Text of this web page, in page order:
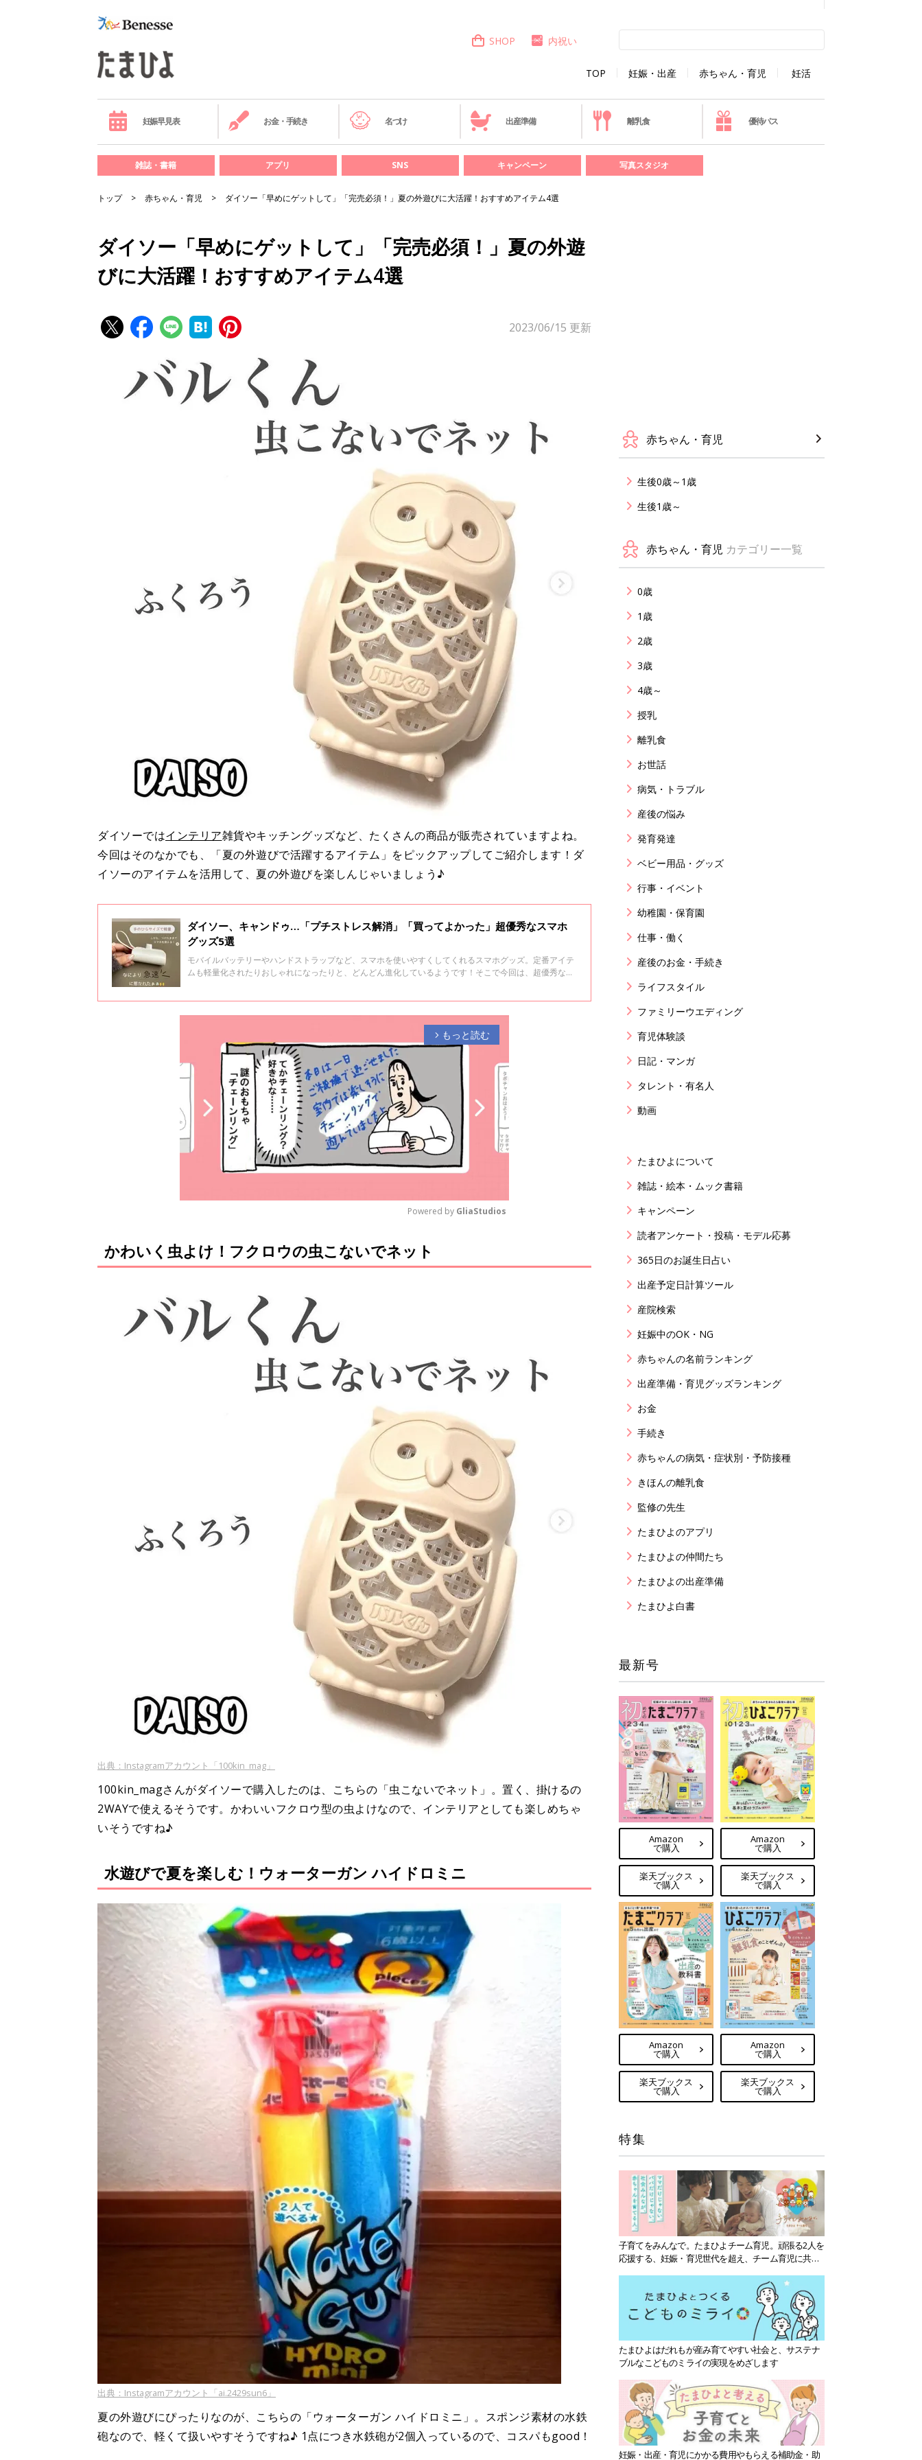
TOP 妊娠・出産 赤ちゃん・育児 妊活
SHOP 内祝い
妊娠早見表 お金・手続き 名づけ 出産準備 離乳食 優待パス
雑誌・書籍 アプリ SNS キャンペーン 写真スタジオ
トップ 赤ちゃん・育児 ダイソー「早めにゲットして」「完売必須！」夏の外遊びに大活躍！おすすめアイテム4選
ダイソー「早めにゲットして」「完売必須！」夏の外遊
びに大活躍！おすすめアイテム4選
2023/06/15 更新
ダイソーではインテリア雑貨やキッチングッズなど、たくさんの商品が販売されていますよね。
今回はそのなかでも、「夏の外遊びで活躍するアイテム」をピックアップしてご紹介します！ダ
イソーのアイテムを活用して、夏の外遊びを楽しんじゃいましょう♪
ダイソー、キャンドゥ…「プチストレス解消」「買ってよかった」超優秀なスマホ
グッズ5選
モバイルバッテリーやハンドストラップなど、スマホを使いやすくしてくれるスマホグッズ。定番アイテ
ムも軽量化されたりおしゃれになったりと、どんどん進化しているようです！そこで今回は、超優秀なス
arrow_forward_ios もっと読む
u
Powered by GliaStudios
かわいく虫よけ！フクロウの虫こないでネット
出典：Instagramアカウント「100kin_mag」
100kin_magさんがダイソーで購入したのは、こちらの「虫こないでネット」。置く、掛けるの
2WAYで使えるそうです。かわいいフクロウ型の虫よけなので、インテリアとしても楽しめちゃ
いそうですね♪
水遊びで夏を楽しむ！ウォーターガン ハイドロミニ
出典：Instagramアカウント「ai.2429sun6」
夏の外遊びにぴったりなのが、こちらの「ウォーターガン ハイドロミニ」。スポンジ素材の水鉄
砲なので、軽くて扱いやすそうですね♪ 1点につき水鉄砲が2個入っているので、コスパもgood！
赤ちゃん・育児
生後0歳～1歳
生後1歳～
赤ちゃん・育児 カテゴリー一覧
0歳
1歳
2歳
3歳
4歳～
授乳
離乳食
お世話
病気・トラブル
産後の悩み
発育発達
ベビー用品・グッズ
行事・イベント
幼稚園・保育園
仕事・働く
産後のお金・手続き
ライフスタイル
ファミリーウエディング
育児体験談
日記・マンガ
タレント・有名人
動画
たまひよについて
雑誌・絵本・ムック書籍
キャンペーン
読者アンケート・投稿・モデル応募
365日のお誕生日占い
出産予定日計算ツール
産院検索
妊娠中のOK・NG
赤ちゃんの名前ランキング
出産準備・育児グッズランキング
お金
手続き
赤ちゃんの病気・症状別・予防接種
きほんの離乳食
監修の先生
たまひよのアプリ
たまひよの仲間たち
たまひよの出産準備
たまひよ白書
最新号
Amazon
で購入
楽天ブックス
で購入
Amazon
で購入
楽天ブックス
で購入
Amazon
で購入
楽天ブックス
で購入
Amazon
で購入
楽天ブックス
で購入
特集
子育てをみんなで。たまひよチーム育児。頑張る2人を
応援する、妊娠・育児世代を超え、チーム育児に共感
たまひよはだれもが産み育てやすい社会と、サステナ
ブルなこどものミライの実現をめざします
妊娠・出産・育児にかかる費用やもらえる補助金・助